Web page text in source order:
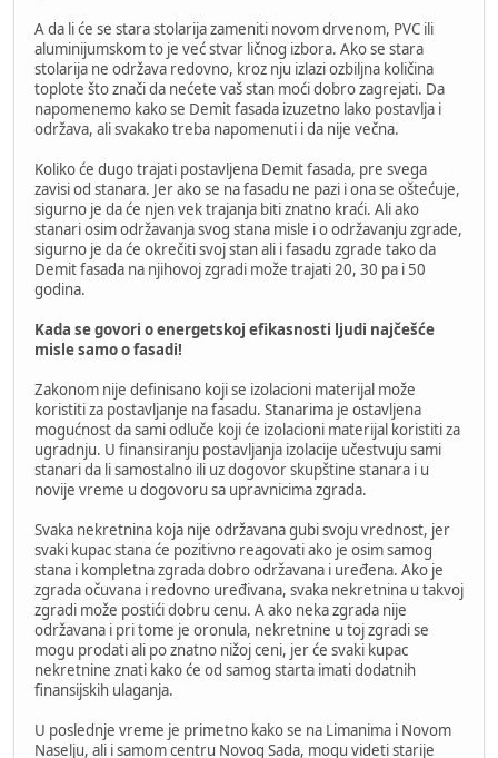
A da li će se stara stolarija zameniti novom drvenom, PVC ili
aluminijumskom to je već stvar ličnog izbora. Ako se stara
stolarija ne održava redovno, kroz nju izlazi ozbiljna količina
toplote što znači da nećete vaš stan moći dobro zagrejati. Da
napomenemo kako se Demit fasada izuzetno lako postavlja i
održava, ali svakako treba napomenuti i da nije večna.
Koliko će dugo trajati postavljena Demit fasada, pre svega
zavisi od stanara. Jer ako se na fasadu ne pazi i ona se oštećuje,
sigurno je da će njen vek trajanja biti znatno kraći. Ali ako
stanari osim održavanja svog stana misle i o održavanju zgrade,
sigurno je da će okrečiti svoj stan ali i fasadu zgrade tako da
Demit fasada na njihovoj zgradi može trajati 20, 30 pa i 50
godina.
Kada se govori o energetskoj efikasnosti ljudi najčešće
misle samo o fasadi!
Zakonom nije definisano koji se izolacioni materijal može
koristiti za postavljanje na fasadu. Stanarima je ostavljena
mogućnost da sami odluče koji će izolacioni materijal koristiti za
ugradnju. U finansiranju postavljanja izolacije učestvuju sami
stanari da li samostalno ili uz dogovor skupštine stanara i u
novije vreme u dogovoru sa upravnicima zgrada.
Svaka nekretnina koja nije održavana gubi svoju vrednost, jer
svaki kupac stana će pozitivno reagovati ako je osim samog
stana i kompletna zgrada dobro održavana i uređena. Ako je
zgrada očuvana i redovno uređivana, svaka nekretnina u takvoj
zgradi može postići dobru cenu. A ako neka zgrada nije
održavana i pri tome je oronula, nekretnine u toj zgradi se
mogu prodati ali po znatno nižoj ceni, jer će svaki kupac
nekretnine znati kako će od samog starta imati dodatnih
finansijskih ulaganja.
U poslednje vreme je primetno kako se na Limanima i Novom
Naselju, ali i samom centru Novog Sada, mogu videti starije